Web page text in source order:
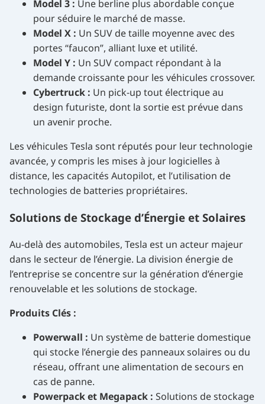
Model 3 : Une berline plus abordable conçue
pour séduire le marché de masse.
Model X : Un SUV de taille moyenne avec des
portes “faucon”, alliant luxe et utilité.
Model Y : Un SUV compact répondant à la
demande croissante pour les véhicules crossover.
Cybertruck : Un pick-up tout électrique au
design futuriste, dont la sortie est prévue dans
un avenir proche.
Les véhicules Tesla sont réputés pour leur technologie
avancée, y compris les mises à jour logicielles à
distance, les capacités Autopilot, et l’utilisation de
technologies de batteries propriétaires.
Solutions de Stockage d’Énergie et Solaires
Au-delà des automobiles, Tesla est un acteur majeur
dans le secteur de l’énergie. La division énergie de
l’entreprise se concentre sur la génération d’énergie
renouvelable et les solutions de stockage.
Produits Clés :
Powerwall : Un système de batterie domestique
qui stocke l’énergie des panneaux solaires ou du
réseau, offrant une alimentation de secours en
cas de panne.
Powerpack et Megapack : Solutions de stockage